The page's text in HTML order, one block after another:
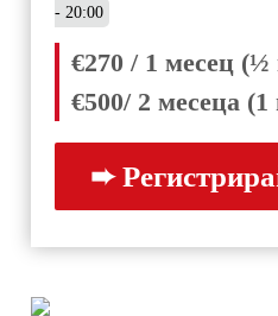
- 20:00
€270 / 1 месец (½
€500/ 2 месеца